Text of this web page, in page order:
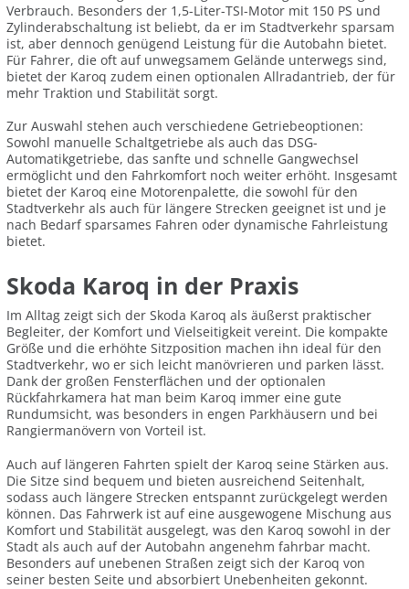
Verbrauch. Besonders der 1,5-Liter-TSI-Motor mit 150 PS und
Zylinderabschaltung ist beliebt, da er im Stadtverkehr sparsam
ist, aber dennoch genügend Leistung für die Autobahn bietet.
Für Fahrer, die oft auf unwegsamem Gelände unterwegs sind,
bietet der Karoq zudem einen optionalen Allradantrieb, der für
mehr Traktion und Stabilität sorgt.
Zur Auswahl stehen auch verschiedene Getriebeoptionen:
Sowohl manuelle Schaltgetriebe als auch das DSG-
Automatikgetriebe, das sanfte und schnelle Gangwechsel
ermöglicht und den Fahrkomfort noch weiter erhöht. Insgesamt
bietet der Karoq eine Motorenpalette, die sowohl für den
Stadtverkehr als auch für längere Strecken geeignet ist und je
nach Bedarf sparsames Fahren oder dynamische Fahrleistung
bietet.
Skoda Karoq in der Praxis
Im Alltag zeigt sich der Skoda Karoq als äußerst praktischer
Begleiter, der Komfort und Vielseitigkeit vereint. Die kompakte
Größe und die erhöhte Sitzposition machen ihn ideal für den
Stadtverkehr, wo er sich leicht manövrieren und parken lässt.
Dank der großen Fensterflächen und der optionalen
Rückfahrkamera hat man beim Karoq immer eine gute
Rundumsicht, was besonders in engen Parkhäusern und bei
Rangiermanövern von Vorteil ist.
Auch auf längeren Fahrten spielt der Karoq seine Stärken aus.
Die Sitze sind bequem und bieten ausreichend Seitenhalt,
sodass auch längere Strecken entspannt zurückgelegt werden
können. Das Fahrwerk ist auf eine ausgewogene Mischung aus
Komfort und Stabilität ausgelegt, was den Karoq sowohl in der
Stadt als auch auf der Autobahn angenehm fahrbar macht.
Besonders auf unebenen Straßen zeigt sich der Karoq von
seiner besten Seite und absorbiert Unebenheiten gekonnt.